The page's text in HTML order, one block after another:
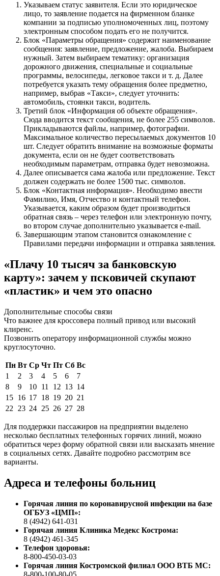
Указываем статус заявителя. Если это юридическое
лицо, то заявление подается на фирменном бланке
компании за подписью уполномоченных лиц, поэтому
электронным способом подать его не получится.
Блок «Параметры обращения» содержит наименование
сообщения: заявление, предложение, жалоба. Выбираем
нужный. Затем выбираем тематику: организация
дорожного движения, специальные и социальные
программы, велосипеды, легковое такси и т. д. Далее
потребуется указать тему обращения более предметно,
например, выбрав «Такси», следует уточнить:
автомобиль, стоянки такси, водитель.
Третий блок «Информация об объекте обращения».
Сюда вводится текст сообщения, не более 255 символов.
Прикладываются файлы, например, фотографии.
Максимальное количество пересылаемых документов 10
шт. Следует обратить внимание на возможные форматы
документа, если он не будет соответствовать
необходимым параметрам, отправка будет невозможна.
Далее описывается сама жалоба или предложение. Текст
должен содержать не более 1500 тыс. символов.
Блок «Контактная информация». Необходимо ввести
Фамилию, Имя, Отчество и контактный телефон.
Указывается, каким образом будет производиться
обратная связь – через телефон или электронную почту,
во втором случае дополнительно указывается e-mail.
Завершающим этапом становится ознакомление с
Правилами передачи информации и отправка заявления.
«Плачу 10 тысяч за банковскую
карту»: зачем у псковичей скупают
«пластик» и чем это опасно
Дополнительные способы связи
Что важнее для кроссовера полный привод или высокий
клиренс.
Позвонить оператору информационной службы можно
круглосуточно.
Пн Вт Ср Чт Пт Сб Вс
1
2 3 4 5 6
7
8
9 10 11 12 13 14
15 16 17 18 19 20 21
22
23 24 25 26 27 28
Для поддержки пассажиров на предприятии выделено
несколько бесплатных телефонных горячих линий, можно
обратиться через форму обратной связи или высказать мнение
в социальных сетях. Давайте подробно рассмотрим все
варианты.
Адреса и телефоны больниц
Горячая линия по коронавирусной инфекции на базе
ОГБУЗ «ЦМП»:
8 (4942) 641-031
Горячая линия Клиника Медекс Кострома:
8 (4942) 461-345
Телефон здоровья:
8-800-450-03-03
Горячая линия Костромской филиал ООО ВТБ МС:
8-800-100-80-05